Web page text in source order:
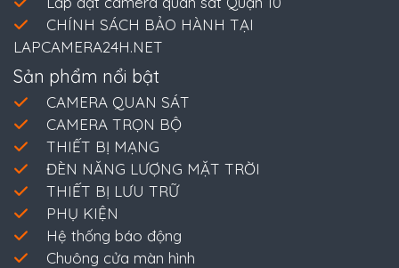
CHÍNH SÁCH BẢO HÀNH TẠI
LAPCAMERA24H.NET
Sản phẩm nổi bật
CAMERA QUAN SÁT
CAMERA TRỌN BỘ
THIẾT BỊ MẠNG
ĐÈN NĂNG LƯỢNG MẶT TRỜI
THIẾT BỊ LƯU TRỮ
PHỤ KIỆN
Hệ thống báo động
Chuông cửa màn hình